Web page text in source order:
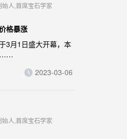
人,首席宝石学家
格暴涨
3月1日盛大开幕，本
……
2023-03-06
人,首席宝石学家